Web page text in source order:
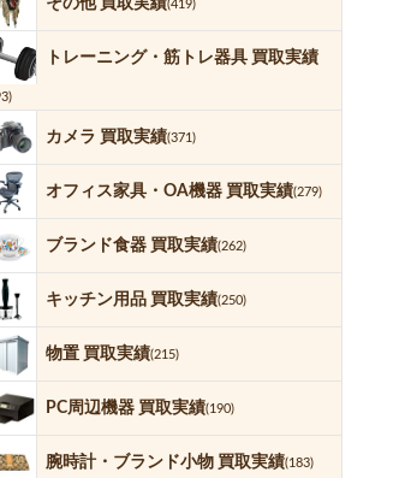
(419)
トレーニング・筋トレ器具 買取実績
カメラ 買取実績(371)
オフィス家具・OA機器 買取実績(279)
ブランド食器 買取実績(262)
キッチン用品 買取実績(250)
物置 買取実績(215)
PC周辺機器 買取実績(190)
腕時計・ブランド小物 買取実績(183)